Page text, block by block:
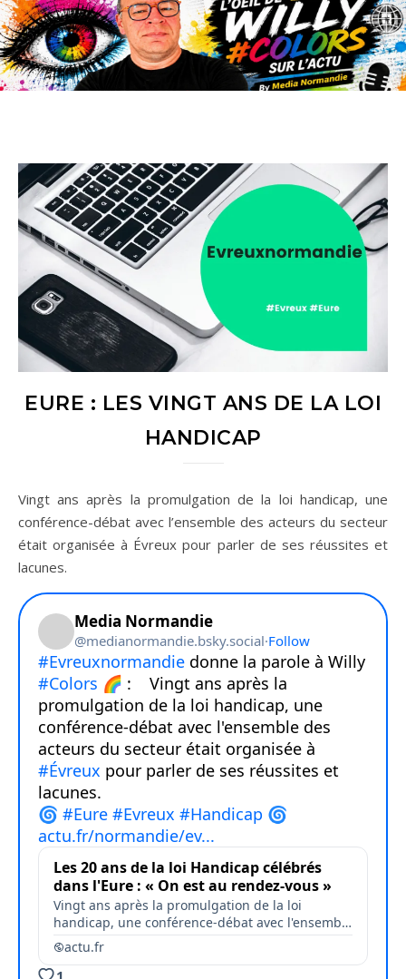
EURE : LES VINGT ANS DE LA LOI
HANDICAP
Vingt ans après la promulgation de la loi handicap, une
conférence-débat avec l’ensemble des acteurs du secteur
était organisée à Évreux pour parler de ses réussites et
lacunes.